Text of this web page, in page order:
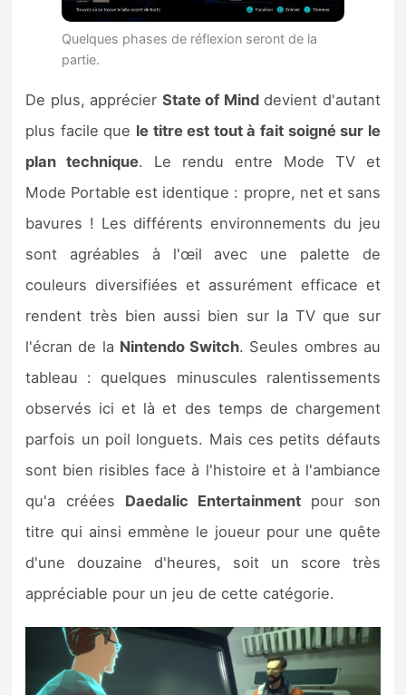
Quelques phases de réflexion seront de la
partie.
De plus, apprécier State of Minddevient d'autant
plus facile que le titre est tout à fait soigné sur le
plan technique. Le rendu entre Mode TV et
Mode Portable est identique : propre, net et sans
bavures ! Les différents environnements du jeu
sont agréables à l'œil avec une palette de
couleurs diversifiées et assurément efficace et
rendent très bien aussi bien sur la TV que sur
l'écran de la Nintendo Switch. Seules ombres au
tableau : quelques minuscules ralentissements
observés ici et là et des temps de chargement
parfois un poil longuets. Mais ces petits défauts
sont bien risibles face à l'histoire et à l'ambiance
qu'a créées Daedalic Entertainment pour son
titre qui ainsi emmène le joueur pour une quête
d'une douzaine d'heures, soit un score très
appréciable pour un jeu de cette catégorie.